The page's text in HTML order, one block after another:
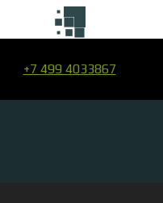
+7 499 4033867